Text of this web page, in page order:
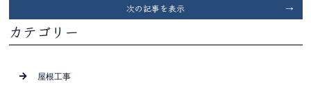
次の記事を表示
カテゴリー
屋根工事